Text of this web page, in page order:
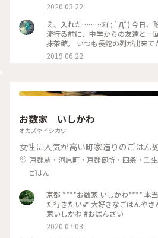
2020.03.22
え、入れた………Σ( ; ﾟДﾟ) 今日、誰
流行る前に、中学からの友達と一
抹茶館。 いつも長蛇の列が出来
別の所に新しい店舗が出来たのかな？ ……と、思ってたの
が、店の外に出たら列が出来てま
るのかな……？？ほうじ茶だけだと
2019.06.22
お数家 いしかわ
オカズヤイシカワ
女性に人気が高い町家造りのごはん
京都駅・河原町・京都御所・四条・壬生
ごはん
京都 ****お数家 いしかわ**** 本当に何を頼んでもﾊｽﾞﾚなし ま
た行きたい💕 大好きなごはんやさんです✨ #京都
家いしかわ #おばんざい
2020.07.03